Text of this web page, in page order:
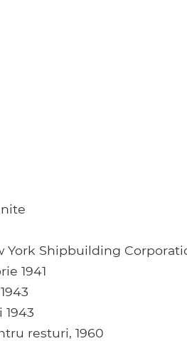
York Shipbuilding
1941
resturi, 1960